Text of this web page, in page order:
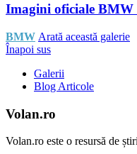
Imagini oficiale BMW
BMW Arată această galerie
Înapoi sus
Galerii
Blog Articole
Volan.ro
Volan.ro este o resursă de